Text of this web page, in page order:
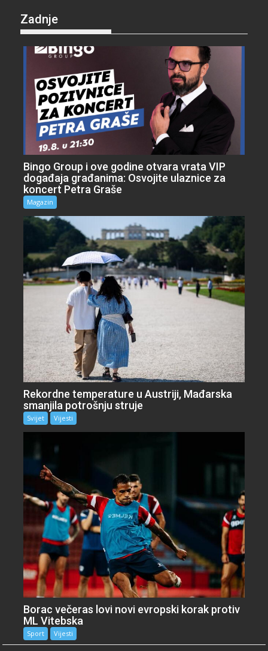
Zadnje
Bingo Group i ove godine otvara vrata VIP
događaja građanima: Osvojite ulaznice za
koncert Petra Graše
Magazin
Rekordne temperature u Austriji, Mađarska
smanjila potrošnju struje
Svijet Vijesti
Borac večeras lovi novi evropski korak protiv
ML Vitebska
Sport Vijesti